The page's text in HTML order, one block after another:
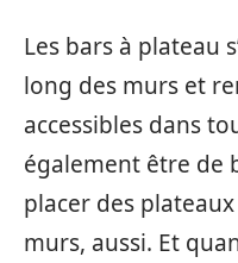
Les bars à plateau
long des murs et
accessibles dans
également être de
placer des
murs, aussi. Et